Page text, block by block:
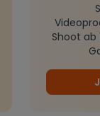
Shoot ab